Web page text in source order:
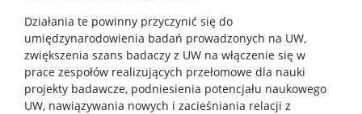
Działania te powinny przyczynić się do
umiędzynarodowienia badań prowadzonych na UW,
zwiększenia szans badaczy z UW na włączenie się w
prace zespołów realizujących przełomowe dla nauki
projekty badawcze, podniesienia potencjału naukowego
UW, nawiązywania nowych i zacieśniania relacji z